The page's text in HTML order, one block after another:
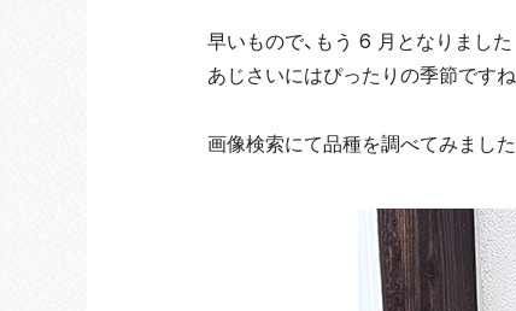
早いもので、もう 6 月となりました
あじさいにはぴったりの季節ですね
画像検索にて品種を調べてみました